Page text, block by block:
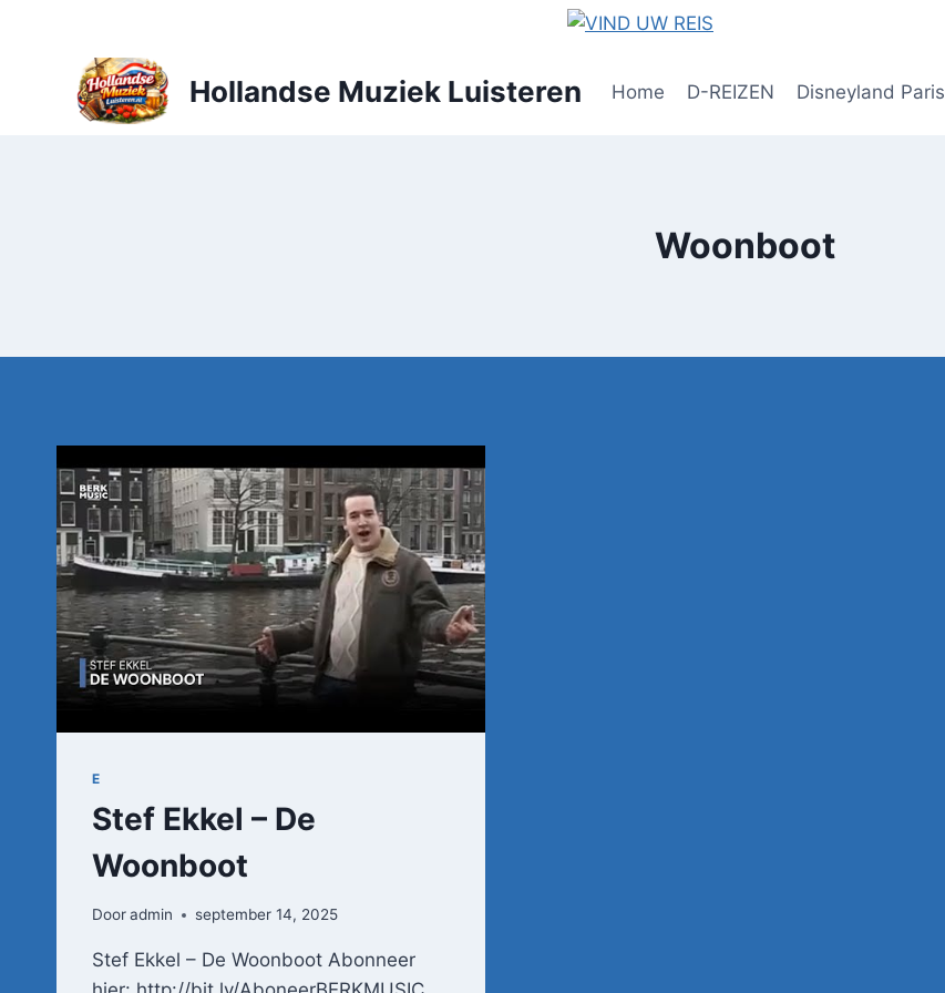
Hollandse Muziek Luisteren Home D-REIZEN Disneyland Paris
Woonboot
E
Stef Ekkel – De
Woonboot
Dooradmin september 14, 2025
Stef Ekkel – De Woonboot Abonneer